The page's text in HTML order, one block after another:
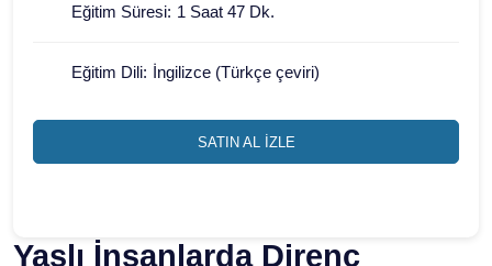
Yaşlı İnsanlarda Direnç
Eğitim Süresi: 1 Saat 47 Dk.
Eğitim Dili: İngilizce (Türkçe çeviri)
SATIN AL İZLE